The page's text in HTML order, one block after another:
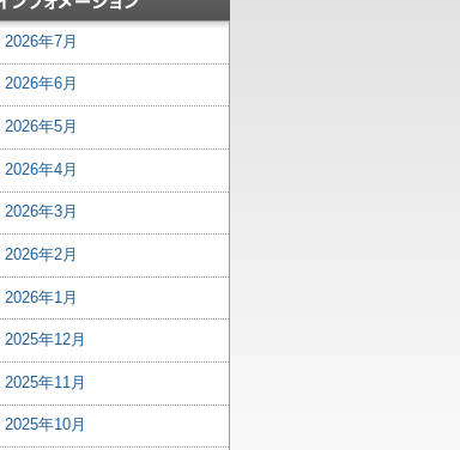
2026年7月
2026年6月
2026年5月
2026年4月
2026年3月
2026年2月
2026年1月
2025年12月
2025年11月
2025年10月